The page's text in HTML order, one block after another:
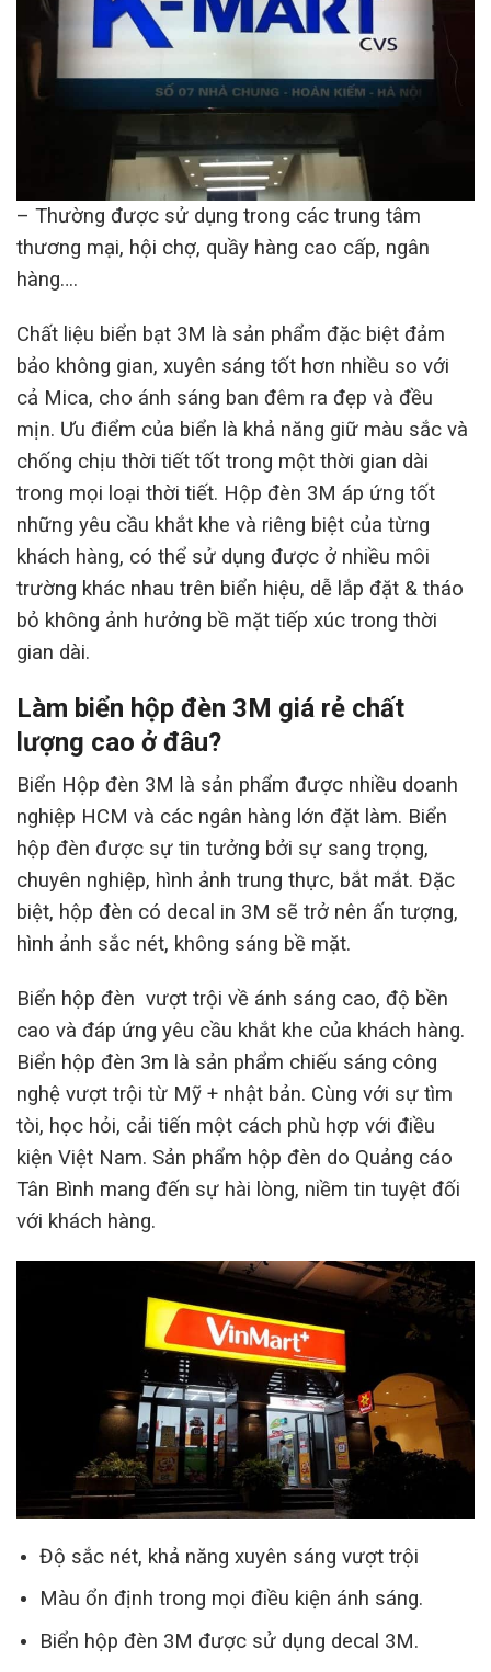
– Thường được sử dụng trong các trung tâm
thương mại, hội chợ, quầy hàng cao cấp, ngân
hàng….
Chất liệu biển bạt 3M là sản phẩm đặc biệt đảm
bảo không gian, xuyên sáng tốt hơn nhiều so với
cả Mica, cho ánh sáng ban đêm ra đẹp và đều
mịn. Ưu điểm của biển là khả năng giữ màu sắc và
chống chịu thời tiết tốt trong một thời gian dài
trong mọi loại thời tiết. Hộp đèn 3M áp ứng tốt
những yêu cầu khắt khe và riêng biệt của từng
khách hàng, có thể sử dụng được ở nhiều môi
trường khác nhau trên biển hiệu, dễ lắp đặt & tháo
bỏ không ảnh hưởng bề mặt tiếp xúc trong thời
gian dài.
Làm biển hộp đèn 3M giá rẻ chất
lượng cao ở đâu?
Biển Hộp đèn 3M là sản phẩm được nhiều doanh
nghiệp HCM và các ngân hàng lớn đặt làm. Biển
hộp đèn được sự tin tưởng bởi sự sang trọng,
chuyên nghiệp, hình ảnh trung thực, bắt mắt. Đặc
biệt, hộp đèn có decal in 3M sẽ trở nên ấn tượng,
hình ảnh sắc nét, không sáng bề mặt.
Biển hộp đèn vượt trội về ánh sáng cao, độ bền
cao và đáp ứng yêu cầu khắt khe của khách hàng.
Biển hộp đèn 3m là sản phẩm chiếu sáng công
nghệ vượt trội từ Mỹ + nhật bản. Cùng với sự tìm
tòi, học hỏi, cải tiến một cách phù hợp với điều
kiện Việt Nam. Sản phẩm hộp đèn do Quảng cáo
Tân Bình mang đến sự hài lòng, niềm tin tuyệt đối
với khách hàng.
Độ sắc nét, khả năng xuyên sáng vượt trội
Màu ổn định trong mọi điều kiện ánh sáng.
Biển hộp đèn 3M được sử dụng decal 3M.